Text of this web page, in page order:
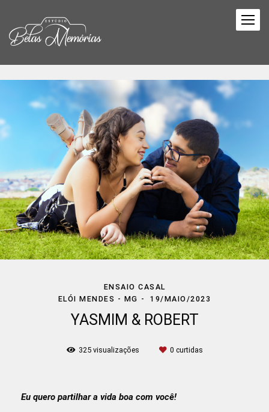
ENSAIO CASAL
ELÓI MENDES - MG
19/MAIO/2023
YASMIM & ROBERT
325visualizações 0 curtidas
Eu quero partilhar a vida boa com você!